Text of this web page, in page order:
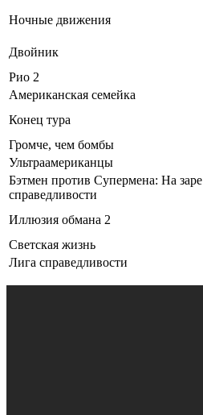
Ночные движения
Двойник
Рио 2
Американская семейка
Конец тура
Громче, чем бомбы
Ультраамериканцы
Бэтмен против Супермена: На заре
справедливости
Иллюзия обмана 2
Светская жизнь
Лига справедливости